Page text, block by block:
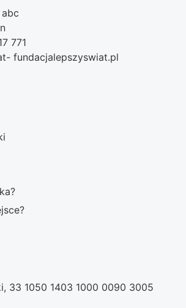
771
fundacjalepszyswiat.pl
33 1050 1403 1000 0090 3005